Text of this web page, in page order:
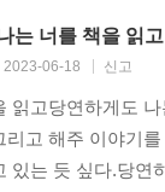
는 너를 책을 읽고
2023-06-18 신고
읽고당연하게도
고 해주 이야기
있는 듯 싶다.당